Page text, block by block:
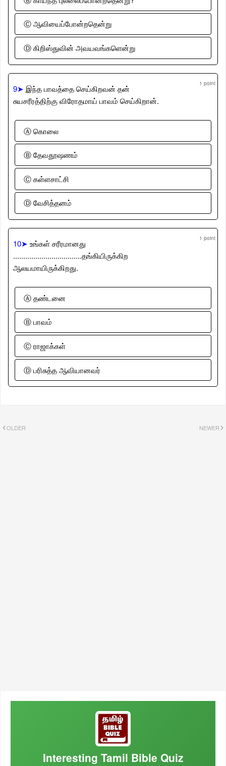
Ⓒ ஆவியைப்போன்றதென்று
Ⓓ கிறிஸ்துவின் அவயவங்களென்று
9➤ இந்த பாவத்தை செய்கிறவன் தன்
சுயசரீரத்திற்கு விரோதமாய் பாவம் செய்கிறான்.
1 point
Ⓐ கொலை
Ⓑ தேவதூஷணம்
Ⓒ கள்ளசாட்சி
Ⓓ வேசித்தனம்
10➤ உங்கள் சரீரமானது
.............................‌.....தங்கியிருக்கிற
ஆலயமாயிருக்கிறது.
1 point
Ⓐ தண்டனை
Ⓑ பாவம்
Ⓒ ராஜாக்கள்
Ⓓ பரிசுத்த ஆவியானவர்
NEWER
OLDER
Interesting Tamil Bible Quiz